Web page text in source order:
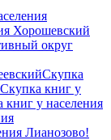
Хорошевский
округ
Скупка
Скупка книг у
книг у населения
Лианозово!